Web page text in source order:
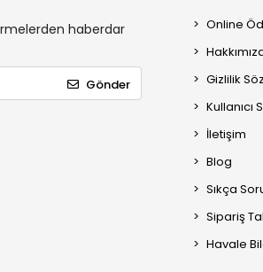
haberdar
Gönder
Online
Gizlilik
Kullanıcı
İletişim
Blog
Sıkça
Sipariş
Havale